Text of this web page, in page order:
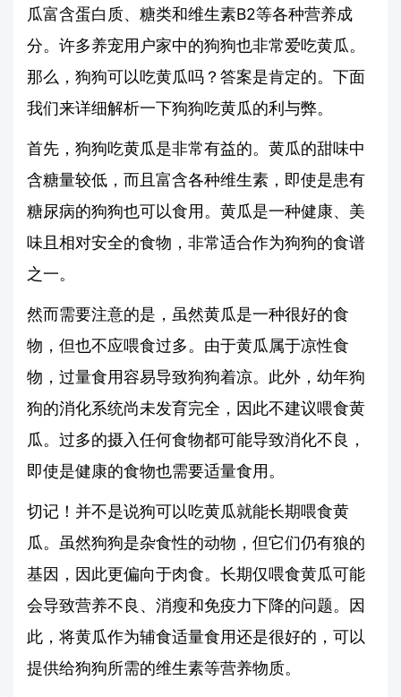
瓜富含蛋白质、糖类和维生素B2等各种营养成
分。许多养宠用户家中的狗狗也非常爱吃黄瓜。
那么，狗狗可以吃黄瓜吗？答案是肯定的。下面
我们来详细解析一下狗狗吃黄瓜的利与弊。
首先，狗狗吃黄瓜是非常有益的。黄瓜的甜味中
含糖量较低，而且富含各种维生素，即使是患有
糖尿病的狗狗也可以食用。黄瓜是一种健康、美
味且相对安全的食物，非常适合作为狗狗的食谱
之一。
然而需要注意的是，虽然黄瓜是一种很好的食
物，但也不应喂食过多。由于黄瓜属于凉性食
物，过量食用容易导致狗狗着凉。此外，幼年狗
狗的消化系统尚未发育完全，因此不建议喂食黄
瓜。过多的摄入任何食物都可能导致消化不良，
即使是健康的食物也需要适量食用。
切记！并不是说狗可以吃黄瓜就能长期喂食黄
瓜。虽然狗狗是杂食性的动物，但它们仍有狼的
基因，因此更偏向于肉食。长期仅喂食黄瓜可能
会导致营养不良、消瘦和免疫力下降的问题。因
此，将黄瓜作为辅食适量食用还是很好的，可以
提供给狗狗所需的维生素等营养物质。